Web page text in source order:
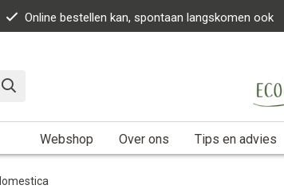
Online bestellen kan, spontaan langskomen ook
Webshop Over ons Tips en advies